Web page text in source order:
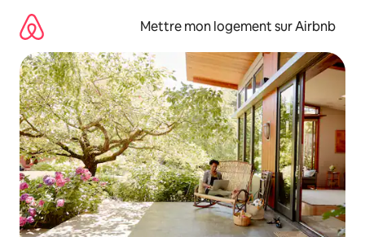
directement
contenu
Mettre mon logement sur Airbnb